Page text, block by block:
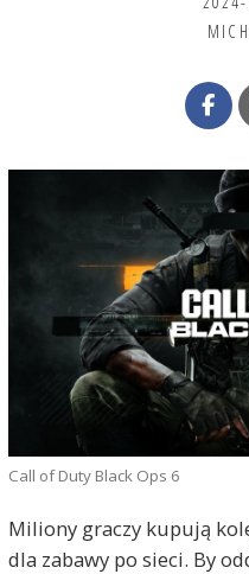
Call of Duty Black Ops 6
Miliony graczy kupują
dla zabawy po sieci. By